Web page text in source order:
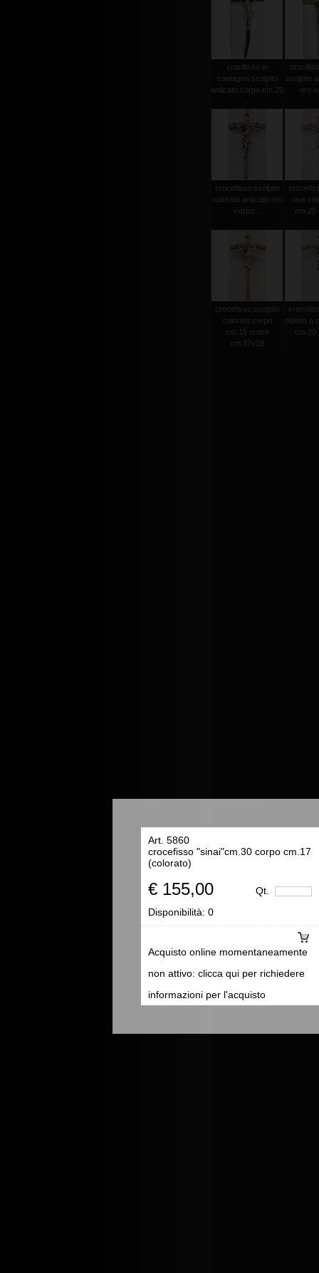
Art. 5860
crocefisso "sinai"cm.30 corpo cm.17
(colorato)
€ 155,00 Qt.
Acquisto online momentaneamente
non attivo: clicca qui per richiedere
informazioni per l'acquisto
Disponibilità: 0
crocifisso in
castagno scolpito
anticato corpo cm.25
scolpito
oro
crocefisso scolpito
colorato anticato oro
corpo...
due
cm.25
crocefisso scolpito
colorato corpo
cm.15 croce
cm.37x19
dipinto a
cm.20